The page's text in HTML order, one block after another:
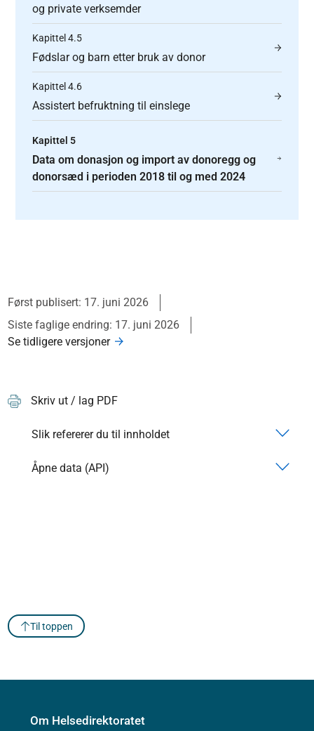
og private verksemder
Kapittel 4.5
Fødslar og barn etter bruk av donor
Kapittel 4.6
Assistert befruktning til einslege
Kapittel 5
Data om donasjon og import av donoregg og
donorsæd i perioden 2018 til og med 2024
Først publisert: 17. juni 2026
Siste faglige endring: 17. juni 2026
Se tidligere versjoner
Skriv ut / lag PDF
Slik refererer du til innholdet
Åpne data (API)
Til toppen
Om Helsedirektoratet